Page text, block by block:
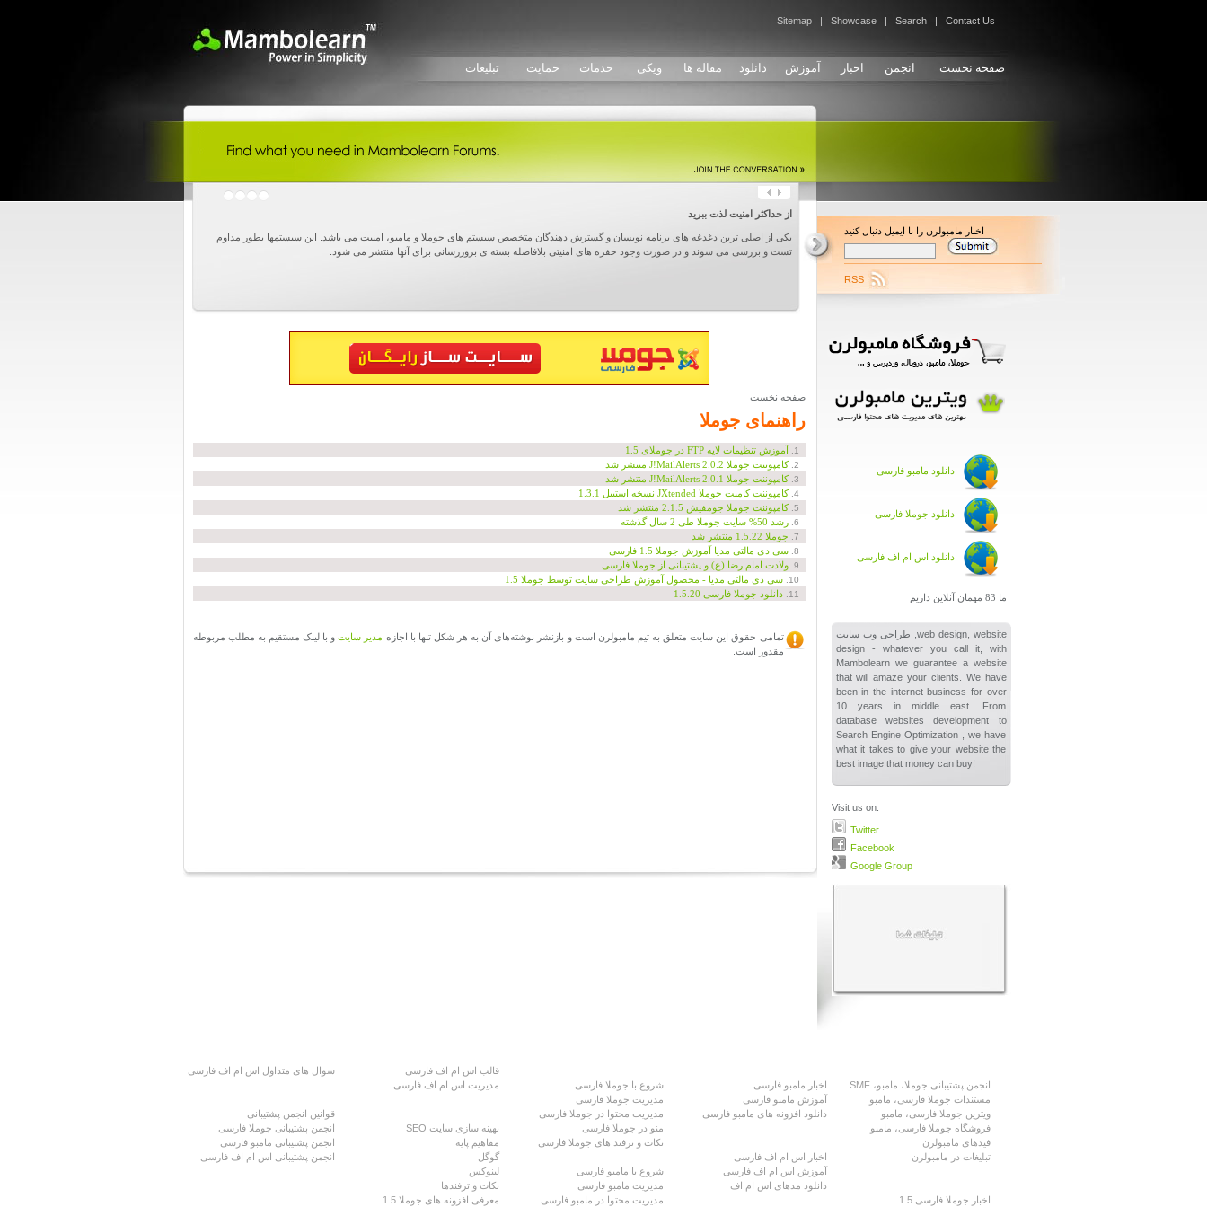
Sitemap | Showcase | Search | Contact Us
تبلیغات حمایت خدمات ویکی مقاله ها دانلود آموزش اخبار انجمن صفحه نخست
از حداکثر امنیت لذت ببرید
یکی از اصلی ترین دغدغه های برنامه نویسان و گسترش دهندگان متخصص سیستم های جوملا و مامبو، امنیت می باشد. این سیستمها بطور مداوم
تست و بررسی می شوند و در صورت وجود حفره های امنیتی بلافاصله بسته ی بروزرسانی برای آنها منتشر می شود.
تیم مامبولرن در کمتر از یک روز - رایگان - مالک یک سایت با تمام امکانات شوید.
صفحه نخست
راهنمای جوملا
1. آموزش تنظیمات لایه FTP در جوملای 1.5
2. کامپوننت جوملا J!MailAlerts 2.0.2 منتشر شد
3. کامپوننت جوملا J!MailAlerts 2.0.1 منتشر شد
4. کامپوننت کامنت جوملا JXtended نسخه استیبل 1.3.1
5. کامپوننت جوملا جومفیش 2.1.5 منتشر شد
6. رشد 50% سایت جوملا طی 2 سال گذشته
7. جوملا 1.5.22 منتشر شد
8. سی دی مالتی مدیا آموزش جوملا 1.5 فارسی
9. ولادت امام رضا (ع) و پشتیبانی از جوملا فارسی
10. سی دی مالتی مدیا - محصول آموزش طراحی سایت توسط جوملا 1.5
11. دانلود جوملا فارسی 1.5.20
تمامی حقوق این سایت متعلق به تیم مامبولرن است و بازنشر نوشته‌های آن به هر شکل تنها با اجازه مدیر سایتو با لینک مستقیم به مطلب مربوطه
مقدور است.
اخبار مامبولرن را با ایمیل دنبال کنید
RSS
دانلود مامبو فارسی
دانلود جوملا فارسی
دانلود اس ام اف فارسی
ما 83 مهمان آنلاین داریم
طراحی وب سایت ,web design, website
design - whatever you call it, with
Mambolearn we guarantee a website
that will amaze your clients. We have
been in the internet business for over
10 years in middle east. From
database websites development to
Search Engine Optimization , we have
what it takes to give your website the
best image that money can buy!
Visit us on:
Twitter
Facebook
Google Group
سوال های متداول اس ام اف فارسی
قوانین انجمن پشتیبانی
انجمن پشتیبانی جوملا فارسی
انجمن پشتیبانی مامبو فارسی
انجمن پشتیبانی اس ام اف فارسی
قالب اس ام اف فارسی
مدیریت اس ام اف فارسی
بهینه سازی سایت SEO
مفاهیم پایه
گوگل
لینوکس
نکات و ترفندها
معرفی افزونه های جوملا 1.5
شروع با جوملا فارسی
مدیریت جوملا فارسی
مدیریت محتوا در جوملا فارسی
منو در جوملا فارسی
نکات و ترفند های جوملا فارسی
شروع با مامبو فارسی
مدیریت مامبو فارسی
مدیریت محتوا در مامبو فارسی
اخبار مامبو فارسی
آموزش مامبو فارسی
دانلود افزونه های مامبو فارسی
اخبار اس ام اف فارسی
آموزش اس ام اف فارسی
دانلود مدهای اس ام اف
انجمن پشتیبانی جوملا، مامبو، SMF
مستندات جوملا فارسی، مامبو
ویترین جوملا فارسی، مامبو
فروشگاه جوملا فارسی، مامبو
فیدهای مامبولرن
تبلیغات در مامبولرن
اخبار جوملا فارسی 1.5